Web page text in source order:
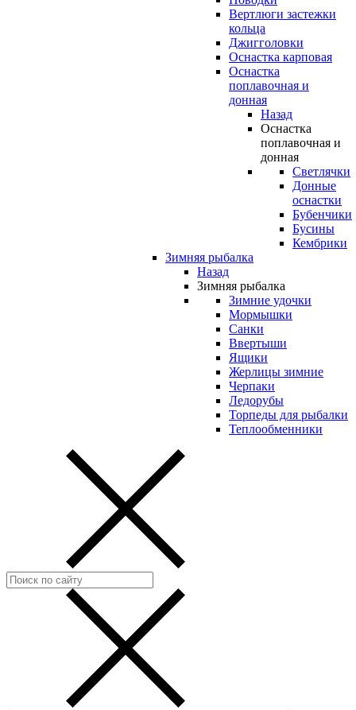
Вертлюги застежки
кольца
Джигголовки
Оснастка карповая
Оснастка
поплавочная и
донная
Назад
Оснастка
поплавочная и
донная
Светлячки
Донные
оснастки
Бубенчики
Бусины
Кембрики
Зимняя рыбалка
Назад
Зимняя рыбалка
Зимние удочки
Мормышки
Санки
Ввертыши
Ящики
Жерлицы зимние
Черпаки
Ледорубы
Торпеды для рыбалки
Теплообменники